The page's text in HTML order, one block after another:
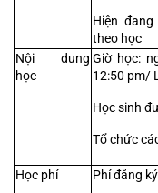
Hiện
theo học
Nội dung
học
Giờ học:
12:50 pm/
Học sinh
Tổ chức
Học phí Phí đăng